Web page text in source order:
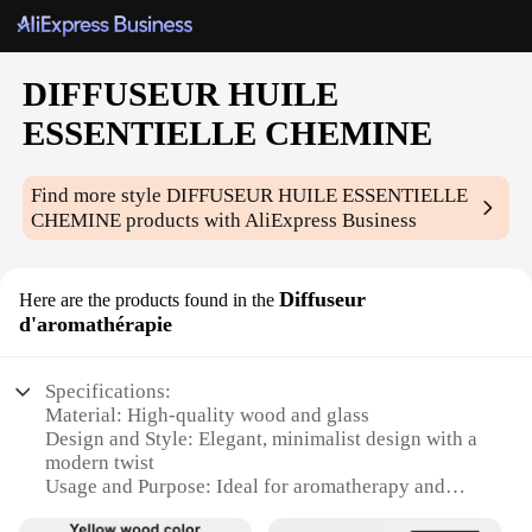
DIFFUSEUR HUILE
ESSENTIELLE CHEMINE
Find more styleDIFFUSEUR HUILE ESSENTIELLE
CHEMINE products with AliExpress Business
Here are the products found in the Diffuseur
d'aromathérapie
Specifications:
Material: High-quality wood and glass
Design and Style: Elegant, minimalist design with a
modern twist
Usage and Purpose: Ideal for aromatherapy and